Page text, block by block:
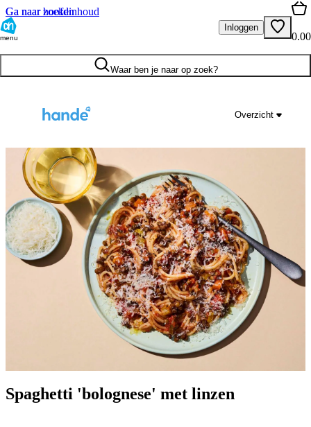
Ga naar hoofdinhoud
Ga naar zoeken
menu
Inloggen
0.00
Waar ben je naar op zoek?
Overzicht
Spaghetti 'bolognese' met linzen